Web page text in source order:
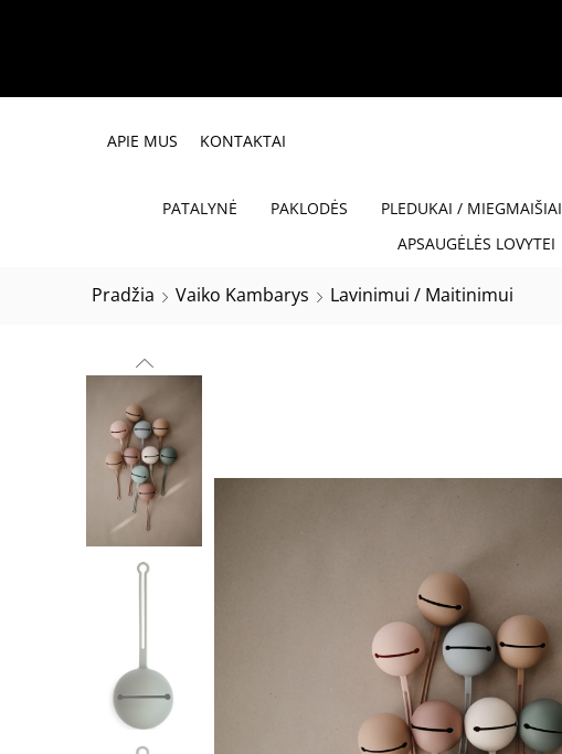
APIE MUS KONTAKTAI
PATALYNĖ PAKLODĖS PLEDUKAI / MIEGMAIŠIAI
APSAUGĖLĖS LOVYTEI
Pradžia Vaiko Kambarys Lavinimui / Maitinimui